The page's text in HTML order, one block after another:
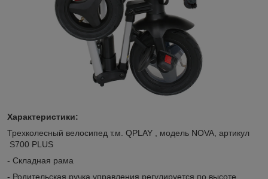
Характеристики:
Трехколесный велосипед т.м. QPLAY , модель NOVA, артикул
S700 PLUS
- Складная рама
- Родительская ручка управления регулируется по высоте